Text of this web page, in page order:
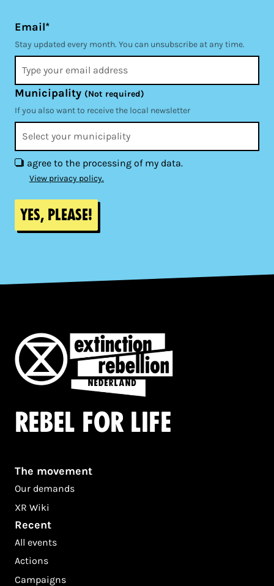
Email*
Stay updated every month. You can unsubscribe at any time.
Municipality (Not required)
If you also want to receive the local newsletter
I agree to the processing of my data.
View privacy policy.
Yes, please!
Rebel for life
The movement
Our demands
XR Wiki
Recent
All events
Actions
Campaigns